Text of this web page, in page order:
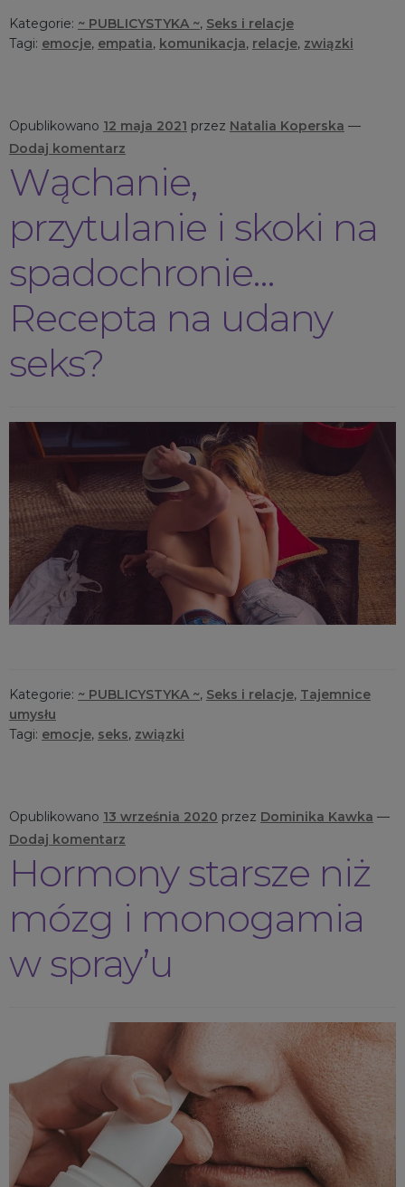
Kategorie: ~ PUBLICYSTYKA ~, Seks i relacje
Tagi: emocje, empatia, komunikacja, relacje, związki
Opublikowano 12 maja 2021 przez Natalia Koperska —
Dodaj komentarz
Wąchanie,
przytulanie i skoki na
spadochronie…
Recepta na udany
seks?
Kategorie: ~ PUBLICYSTYKA ~, Seks i relacje, Tajemnice
umysłu
Tagi: emocje, seks, związki
Opublikowano 13 września 2020 przez Dominika Kawka —
Dodaj komentarz
Hormony starsze niż
mózg i monogamia
w spray’u